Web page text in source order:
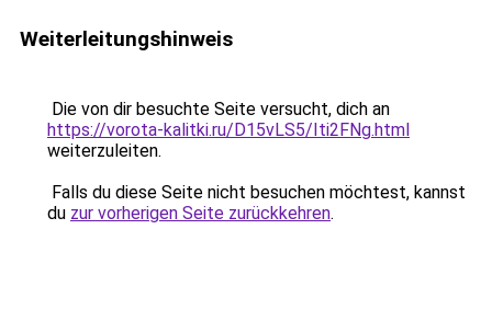
Weiterleitungshinweis
Die von dir besuchte Seite versucht, dich an
https://vorota-kalitki.ru/D15vLS5/Iti2FNg.html
weiterzuleiten.
Falls du diese Seite nicht besuchen möchtest, kannst
du zur vorherigen Seite zurückkehren.